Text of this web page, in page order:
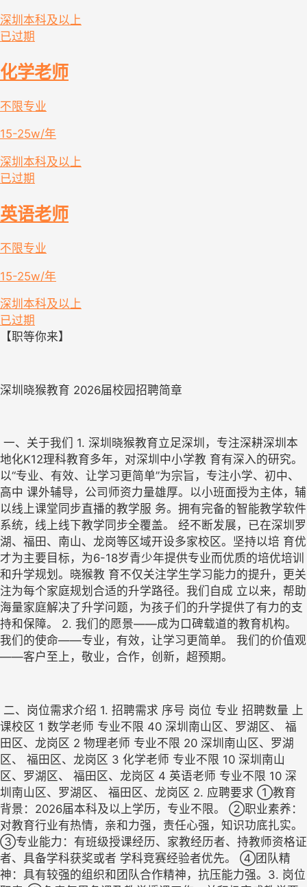
深圳 本科及以上
已过期
化学老师
不限专业
15-25w/年
深圳 本科及以上
已过期
英语老师
不限专业
15-25w/年
深圳 本科及以上
已过期
【职等你来】
深圳晓猴教育 2026届校园招聘简章
一、关于我们 1. 深圳晓猴教育立足深圳，专注深耕深圳本
地化K12理科教育多年，对深圳中小学教 育有深入的研究。
以“专业、有效、让学习更简单”为宗旨，专注小学、初中、
高中 课外辅导，公司师资力量雄厚。以小班面授为主体，辅
以线上课堂同步直播的教学服 务。拥有完备的智能教学软件
系统，线上线下教学同步全覆盖。 经不断发展，已在深圳罗
湖、福田、南山、龙岗等区域开设多家校区。坚持以培 育优
才为主要目标，为6-18岁青少年提供专业而优质的培优培训
和升学规划。晓猴教 育不仅关注学生学习能力的提升，更关
注为每个家庭规划合适的升学路径。我们自成 立以来，帮助
海量家庭解决了升学问题，为孩子们的升学提供了有力的支
持和保障。 2. 我们的愿景——成为口碑载道的教育机构。
我们的使命——专业，有效，让学习更简单。 我们的价值观
——客户至上，敬业，合作，创新，超预期。
二、岗位需求介绍 1. 招聘需求 序号 岗位 专业 招聘数量 上
课校区 1 数学老师 专业不限 40 深圳南山区、罗湖区、 福
田区、龙岗区 2 物理老师 专业不限 20 深圳南山区、罗湖
区、 福田区、龙岗区 3 化学老师 专业不限 10 深圳南山
区、罗湖区、 福田区、龙岗区 4 英语老师 专业不限 10 深
圳南山区、罗湖区、 福田区、龙岗区 2. 应聘要求 ①教育
背景：2026届本科及以上学历，专业不限。 ②职业素养：
对教育行业有热情，亲和力强，责任心强，知识功底扎实。
③专业能力：有班级授课经历、家教经历者、持教师资格证
者、具备学科获奖或者 学科竞赛经验者优先。 ④团队精
神：具有较强的组织和团队合作精神，抗压能力强。3. 岗位